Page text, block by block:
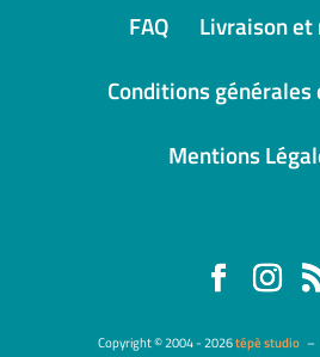
FAQ
Livraison
Conditions générales
Mentions
Copyright © 2004 - 2026tépè studio –